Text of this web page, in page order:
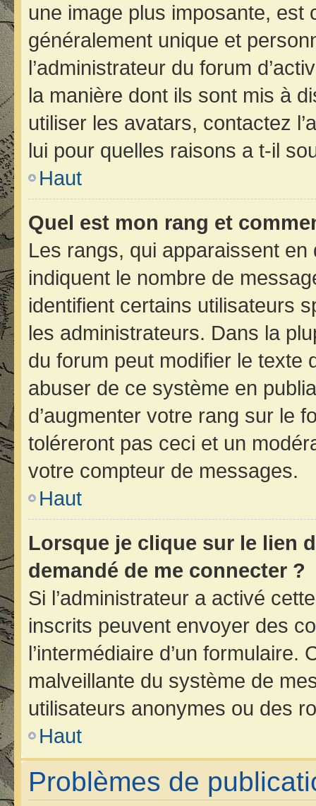
une image plus imposante, est
généralement unique et
l’administrateur du forum
la manière dont ils sont mis à
utiliser les avatars, contactez
lui pour quelles raisons a t-il
Haut
Quel est mon rang et
Les rangs, qui apparaissent en
indiquent le nombre de
identifient certains utilisateurs
les administrateurs. Dans la
du forum peut modifier le texte
abuser de ce système en
d’augmenter votre rang sur le
toléreront pas ceci et un
votre compteur de messages.
Haut
Lorsque je clique sur le lien
demandé de me connecter ?
Si l’administrateur a activé
inscrits peuvent envoyer des
l’intermédiaire d’un
malveillante du système de
utilisateurs anonymes ou des
Haut
Problèmes de